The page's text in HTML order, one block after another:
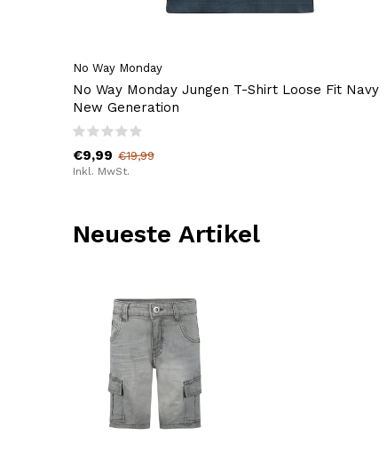
No Way Monday
No Way Monday Jungen T-Shirt Loose Fit Navy
New Generation
€9,99 €19,99
Inkl. MwSt.
Neueste Artikel